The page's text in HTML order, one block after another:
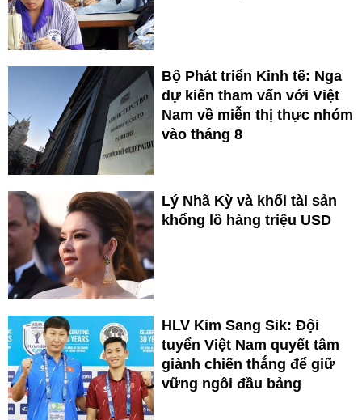
Bộ Phát triển Kinh tế: Nga
dự kiến tham vấn với Việt
Nam về miễn thị thực nhóm
vào tháng 8
Lý Nhã Kỳ và khối tài sản
khổng lồ hàng triệu USD
HLV Kim Sang Sik: Đội
tuyển Việt Nam quyết tâm
giành chiến thắng để giữ
vững ngôi đầu bảng